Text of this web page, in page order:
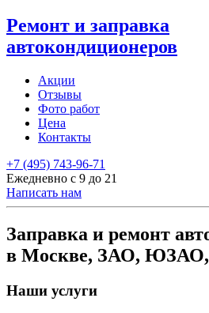
Ремонт и заправка
автокондиционеров
Акции
Отзывы
Фото работ
Цена
Контакты
+7 (495) 743-96-71
Ежедневно с 9 до 21
Написать нам
Заправка и ремонт
в Москве, ЗАО,
Наши услуги